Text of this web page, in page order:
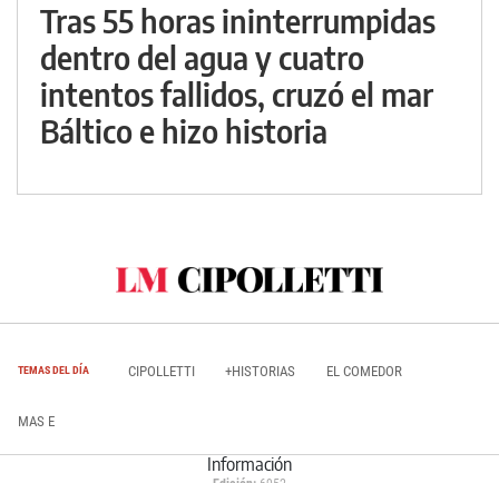
Tras 55 horas ininterrumpidas
dentro del agua y cuatro
intentos fallidos, cruzó el mar
Báltico e hizo historia
TEMAS DEL DÍA CIPOLLETTI +HISTORIAS EL COMEDOR
MAS E
Información